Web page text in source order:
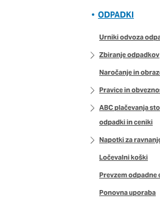
ODPADKI
Urniki odvoza
Zbiranje odpadkov
Naročanje in
Pravice in
ABC plačevanja
odpadki in ceniki
Napotki za
Ločevalni koški
Prevzem odpadne
Ponovna uporaba
izklopiti. Običajno
nastavitev
blokira te piškotke ali
delovanja
in
so združeni